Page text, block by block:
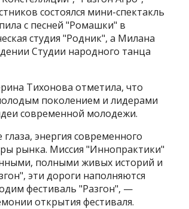
состоялся мини-спектакль
с песней "Ромашки" в
студия "Родник", а Милана
Студии народного танца
Тихонова отметила, что
поколением и лидерами
современной молодежи.
энергия современного
рынка. Миссия "Иннопрактики"
полными живых историй и
эти дороги наполняются
фестиваль "Разгон", —
открытия фестиваля.